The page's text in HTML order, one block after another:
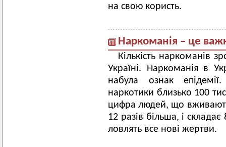
на свою користь.
Наркоманія – це
Кількість наркоманів
Україні. Наркоманія в
набула ознак
наркотики близько 100
цифра людей, що
12 разів більша, і
ловлять все нові жертви.